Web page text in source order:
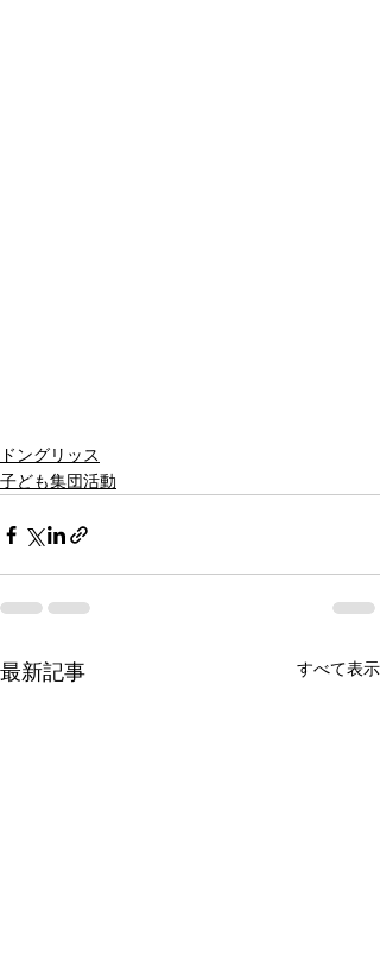
ドングリッス
子ども集団活動
最新記事 すべて表示